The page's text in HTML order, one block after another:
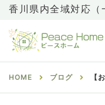
香川県内全域対応（
HOME ブログ 【